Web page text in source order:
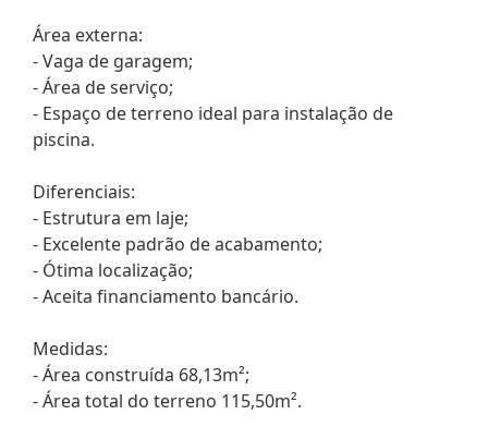
Área externa:
- Vaga de garagem;
- Área de serviço;
- Espaço de terreno ideal para instalação de
piscina.
Diferenciais:
- Estrutura em laje;
- Excelente padrão de acabamento;
- Ótima localização;
- Aceita financiamento bancário.
Medidas:
- Área construída 68,13m²;
- Área total do terreno 115,50m².